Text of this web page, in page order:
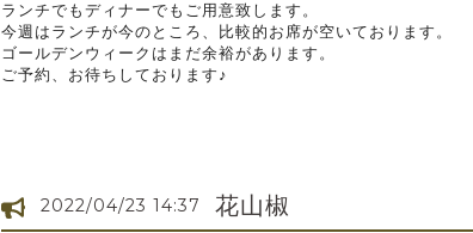
ランチでもディナーでもご用意致します。
今週はランチが今のところ、比較的お席が空いております。
ゴールデンウィークはまだ余裕があります。
ご予約、お待ちしております♪
2022/04/23 14:37 花山椒